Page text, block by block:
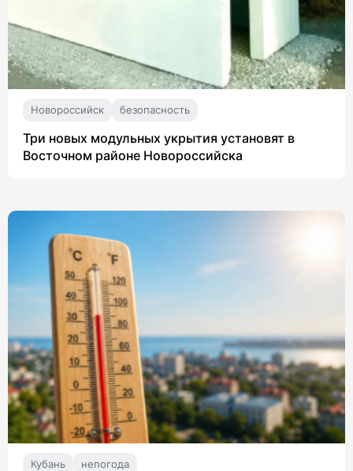
Новороссийск безопасность
Три новых модульных укрытия установят в
Восточном районе Новороссийска
Кубань непогода